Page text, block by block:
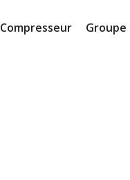
Compresseur Groupe